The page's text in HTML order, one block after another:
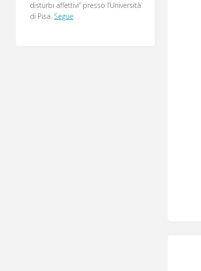
disturbi affettivi” presso l’Università
di Pisa. Segue